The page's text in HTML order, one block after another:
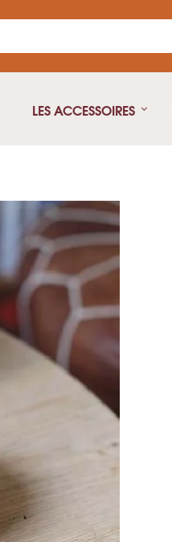
Thé vert
Thé blanc
Rooibos
Pu Erh
Oolong
Infusion
Thé fumé
Thé Parfumé
LES ACCESSOIRES
Théière isotherme
Théière Japonaise